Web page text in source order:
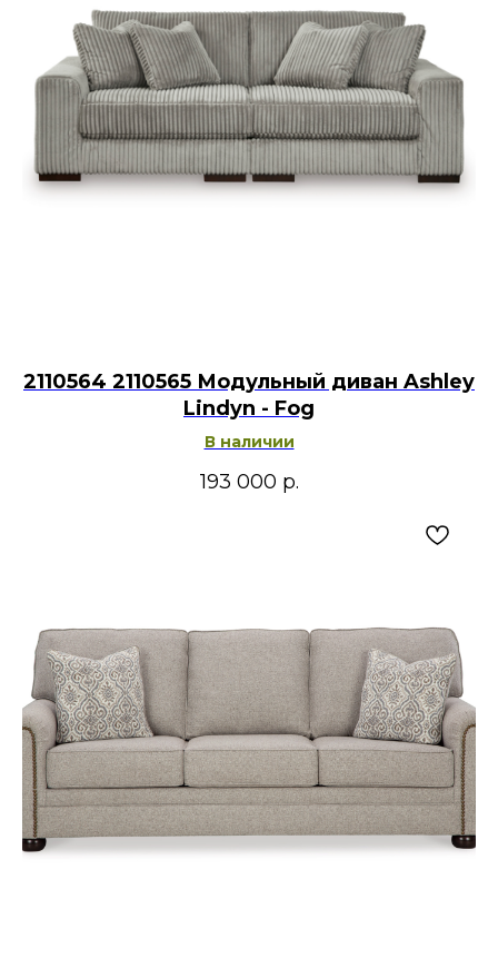
2110564 2110565 Модульный диван Ashley
Lindyn - Fog
В наличии
193 000 р.